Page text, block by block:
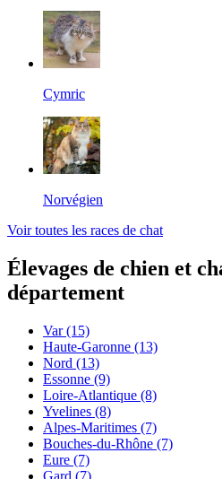
Cymric
Norvégien
Voir toutes les races de chat
Élevages de chien et
département
Var(15)
Haute-Garonne (13)
Nord (13)
Essonne (9)
Loire-Atlantique (8)
Yvelines (8)
Alpes-Maritimes (7)
Bouches-du-Rhône (7)
Eure (7)